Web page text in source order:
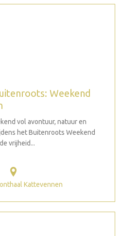
Weekend
vol avontuur, natuur en
het Buitenroots Weekend
vrijheid...
Kattevennen